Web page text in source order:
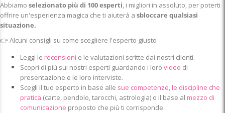
Abbiamo selezionato più di 100 esperti, i migliori in assoluto, per poterti
offrire un'esperienza magica che ti aiuterà a sbloccare qualsiasi
situazione.
👉Alcuni consigli su come scegliere l'esperto giusto
Leggi le recensioni e le valutazioni scritte dai nostri clienti.
Scopri di più sui nostri esperti guardando i loro video di
presentazione e le loro interviste.
Scegli il tuo esperto in base alle sue competenze, le discipline che
pratica (carte, pendolo, tarocchi, astrologia) o il base al mezzo di
comunicazione proposto che più ti corrisponde.